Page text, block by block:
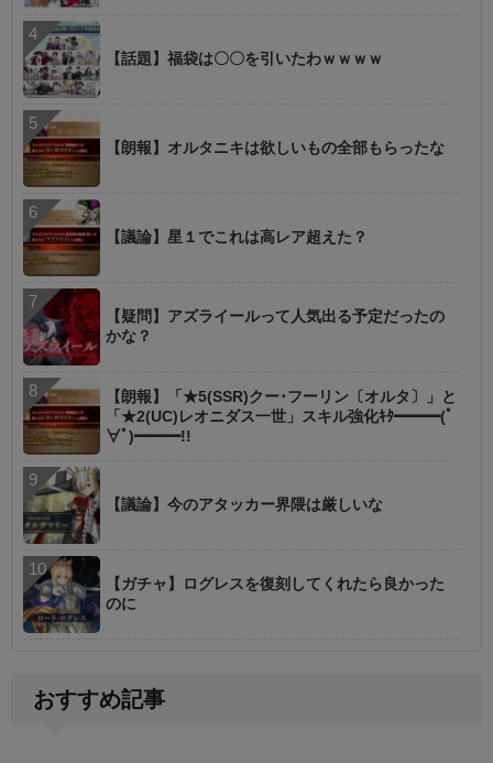
【話題】福袋は〇〇を引いたわｗｗｗｗ
【朗報】オルタニキは欲しいもの全部もらったな
【議論】星１でこれは高レア超えた？
【疑問】アズライールって人気出る予定だったの
かな？
【朗報】「★5(SSR)クー･フーリン〔オルタ〕」と
「★2(UC)レオニダス一世」スキル強化ｷﾀ━━━(ﾟ
∀ﾟ)━━━!!
【議論】今のアタッカー界隈は厳しいな
【ガチャ】ログレスを復刻してくれたら良かった
のに
おすすめ記事